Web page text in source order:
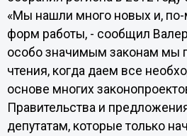
«Мы нашли много новых и,
форм работы, - сообщил
особо значимым законам мы
чтения, когда даем все
основе многих
Правительства и
депутатам, которые только